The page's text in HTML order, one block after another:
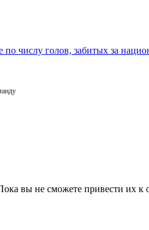
вы не сможете привести их к